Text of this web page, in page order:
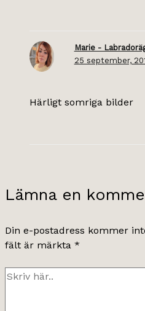
Marie -
25 september,
Härligt somriga bilder
Lämna en
Din e-postadress kommer
fält är märkta *
Skriv